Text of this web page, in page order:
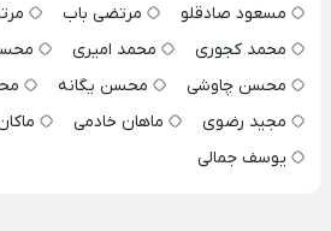
مسعود صادقلو
مرتضی باب
محمد کجوری
محمد امیری
محسن چاوشی
محسن یگانه
مجید رضوی
ماهان خادمی
یوسف جمالی